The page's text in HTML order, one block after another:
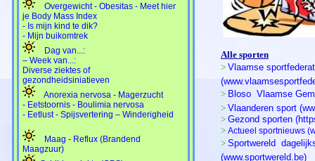
Overgewicht - Obesitas - Meet hier
je Body Mass Index
- Is mijn kind te dik?
- Mijn buikomtrek
Dag van...:
– Week van...:
Diverse ziektes of
gezondheidsiniatieven
Anorexia nervosa - Magerzucht
- Eetstoornis - Boulimia nervosa
- Eetlust - Spijsvertering – Winderigheid
Maag - Reflux (Brandend
Maagzuur)
Alle sporten
> Vlaamse
> Bloso  Vlaamse
> Vlaanderen sport
> Gezond sporten
> Actueel sportnieuws
> Sportwereld 
(www.sportwereld.be)